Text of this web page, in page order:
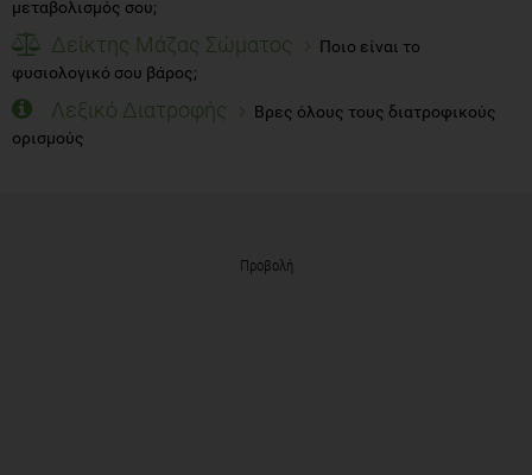
μεταβολισμός σου;
Δείκτης Μάζας Σώματος
Ποιο είναι το
φυσιολογικό σου βάρος;
Λεξικό Διατροφής
Βρες όλους τους διατροφικούς
ορισμούς
Προβολή